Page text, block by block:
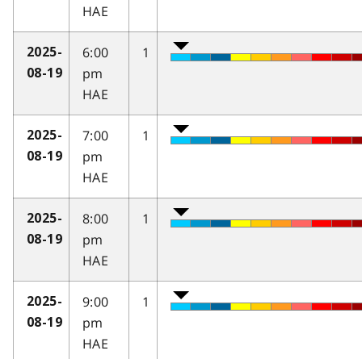
HAE
2025-
08-19
6:00
pm
HAE
1
2025-
08-19
7:00
pm
HAE
1
2025-
08-19
8:00
pm
HAE
1
2025-
08-19
9:00
pm
HAE
1